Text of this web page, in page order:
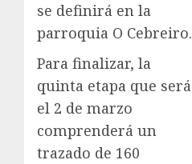
se definirá en la
parroquia O Cebreiro.
Para finalizar, la
quinta etapa que será
el 2 de marzo
comprenderá un
trazado de 160